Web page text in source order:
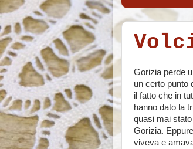
Gorizia perde
un certo punto
il fatto che in
hanno dato la
quasi mai
Gorizia.
viveva e